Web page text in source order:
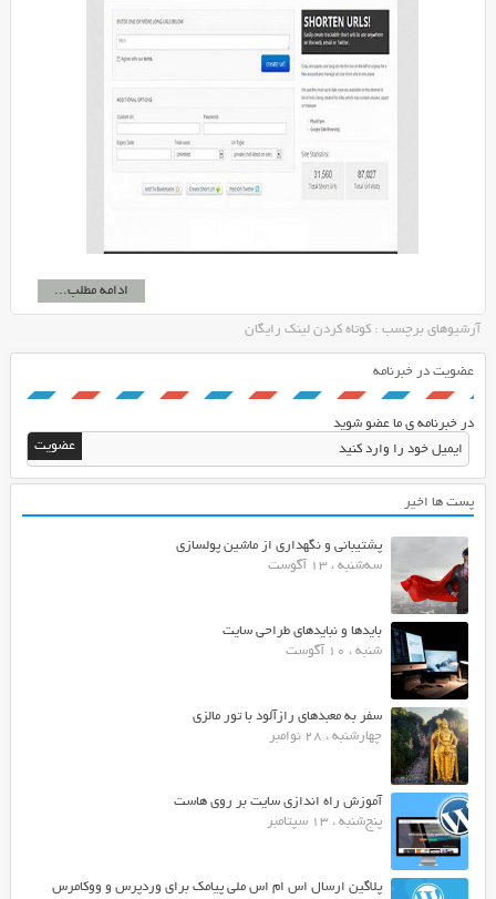
ادامه مطلب...
آرشیوهای برچسب : کوتاه کردن لینک رایگان
عضویت در خبرنامه
در خبرنامه ی ما عضو شوید
پست ها اخیر
پشتیبانی و نگهداری از ماشین پولسازی
سه‌شنبه ، 13 آگوست
بایدها و نبایدهای طراحی سایت
شنبه ، 10 آگوست
سفر به معبدهای رازآلود با تور مالزی
چهارشنبه ، 28 نوامبر
آموزش راه اندازی سایت بر روی هاست
پنج‌شنبه ، 13 سپتامبر
پلاگین ارسال اس ام اس ملی پیامک برای وردپرس و ووکامرس